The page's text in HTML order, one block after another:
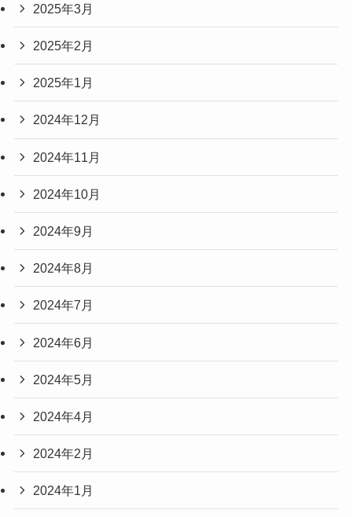
2025年3月
2025年2月
2025年1月
2024年12月
2024年11月
2024年10月
2024年9月
2024年8月
2024年7月
2024年6月
2024年5月
2024年4月
2024年2月
2024年1月